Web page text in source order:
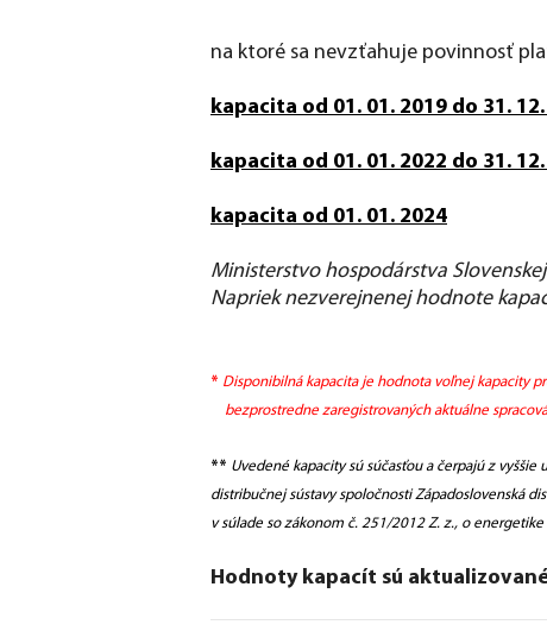
na ktoré sa nevzťahuje povinnosť
kapacita od 01. 01. 2019 do 31. 12.
kapacita od 01. 01. 2022 do 31.
kapacita od 01. 01. 2024
Ministerstvo hospodárstva
Napriek nezverejnenej hodnote
* Disponibilná kapacita je hodnota voľnej kapacity
bezprostredne zaregistrovaných aktuálne
** Uvedené kapacity sú súčasťou a čerpajú z
distribučnej sústavy spoločnosti Západoslovenská
v súlade so zákonom č. 251/2012 Z. z., o
Hodnoty kapacít sú